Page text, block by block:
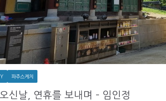
파주스케치
신날, 연휴를 보내며 – 임인정